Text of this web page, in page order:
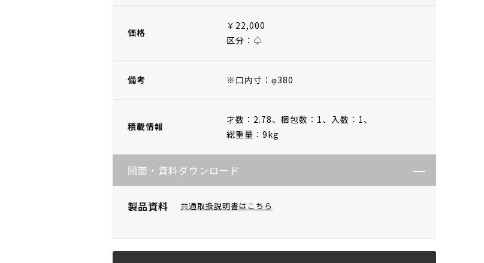
価格
￥22,000
区分：♤
備考 ※口内寸：φ380
積載情報
才数：2.78、 梱包数：1、 入数：1、
総重量：9kg
図面・資料ダウンロード
製品資料 共通取扱説明書はこちら